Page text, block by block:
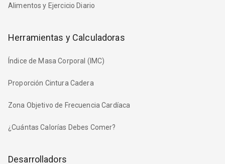
Alimentos y Ejercicio Diario
Herramientas y Calculadoras
Índice de Masa Corporal (IMC)
Proporción Cintura Cadera
Zona Objetivo de Frecuencia Cardíaca
¿Cuántas Calorías Debes Comer?
Desarrolladors